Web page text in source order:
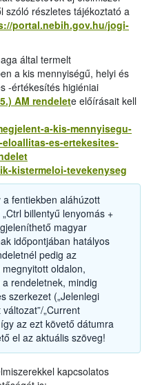
szóló részletes tájékoztató a
portal.nebih.gov.hu/jogi-
által termelt
a kis mennyiségű, helyi és
-értékesítés higiéniai
AM rendelete előírásait kell
a-kis-mennyisegu-
es-ertekesites-
kistermeloi-tevekenyseg
fentiekben aláhúzott
billentyű lenyomás +
magyar
időpontjában hatályos
pedig az
oldalon,
rendeletnek, mindig
szerkezet („Jelenlegi
„Current
az ezt követő dátumra
el az aktuális szöveg!
kapcsolatos